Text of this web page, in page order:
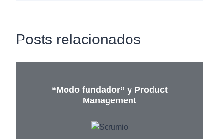
Posts relacionados
“Modo fundador” y Product
Management